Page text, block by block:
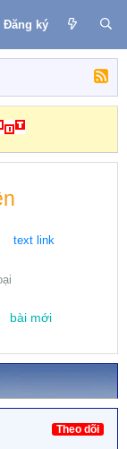
Đăng ký
text link
bài mới
Theo dõi